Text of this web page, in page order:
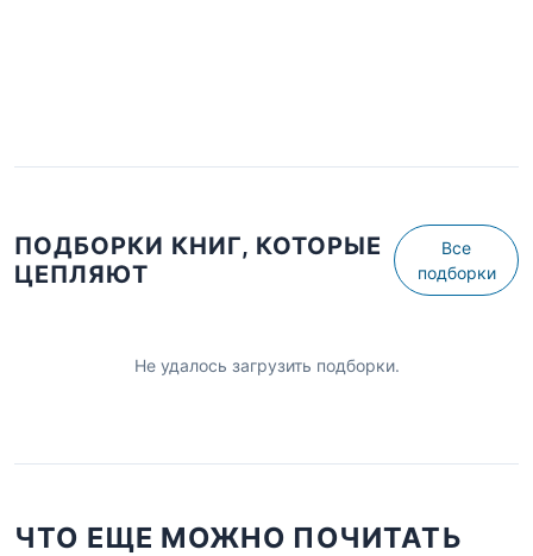
ПОДБОРКИ КНИГ, КОТОРЫЕ
ЦЕПЛЯЮТ
Все
подборки
Не удалось загрузить подборки.
ЧТО ЕЩЕ МОЖНО ПОЧИТАТЬ